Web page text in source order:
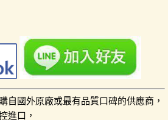
自國外原廠或最有品質口碑的供應商，
進口，